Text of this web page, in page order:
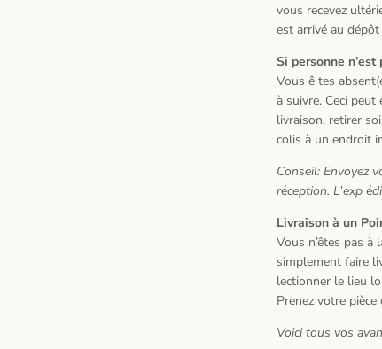
vous recevez ulté
est arrivé au dépôt
Si personne n’est
Vous ê tes
à suivre. Ceci peut
livraison, retirer
colis à un endroit
Conseil: Envoyez
réception. L’exp é
Livraison à un
Vous n’êtes pas à
simplement faire
lectionner le lieu
Prenez votre pièce
Voici tous vos